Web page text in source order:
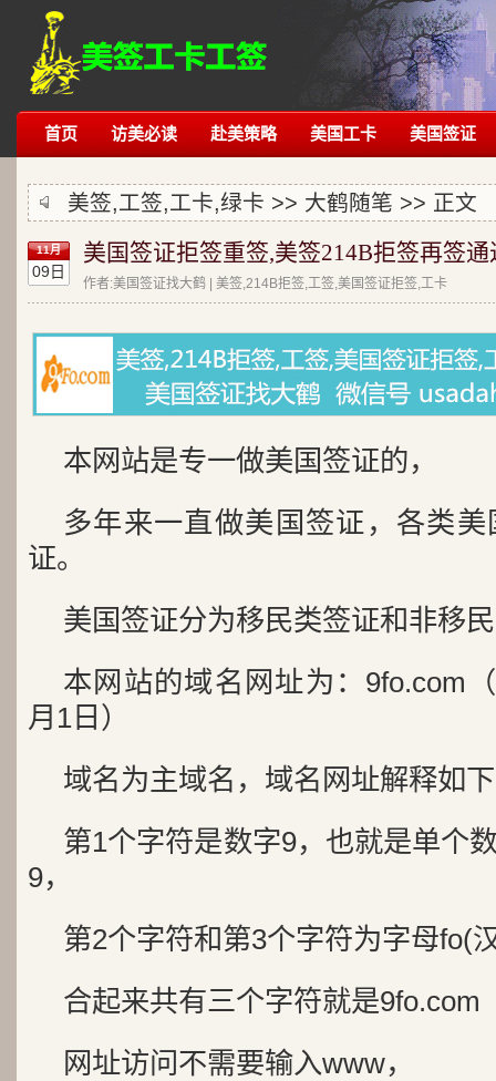
首页 访美必读 赴美策略 美国工卡 美国签证
美签,工签,工卡,绿卡 >> 大鹤随笔 >> 正文
11月
09日
美国签证拒签重签,美签214B拒签再签通
作者:美国签证找大鹤 | 美签,214B拒签,工签,美国签证拒签,工卡
本网站是专一做美国签证的，
多年来一直做美国签证，各类
证。
美国签证分为移民类签证和非移
本网站的域名网址为：9fo.com
月1日）
域名为主域名，域名网址解释如
第1个字符是数字9，也就是单个
9，
第2个字符和第3个字符为字母fo(
合起来共有三个字符就是9fo.com
网址访问不需要输入www，